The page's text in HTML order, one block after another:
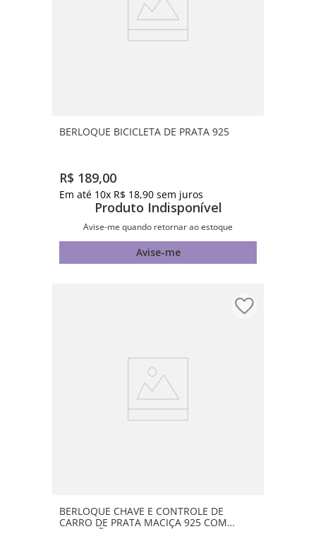
BERLOQUE BICICLETA DE PRATA 925
R$ 189,00
Em até 10x R$ 18,90 sem juros
Produto Indisponível
Avise-me quando retornar ao estoque
Avise-me
BERLOQUE CHAVE E CONTROLE DE
CARRO DE PRATA MACIÇA 925 COM
APLICAÇÃO DE RESINA